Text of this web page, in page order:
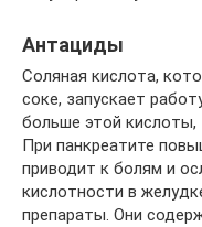
Антациды
Соляная кислота,
соке, запускает
больше этой кислоты,
При панкреатите
приводит к болям и
кислотности в
препараты. Они